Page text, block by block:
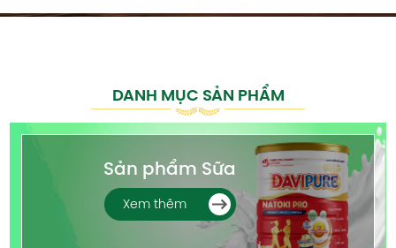
DANH MỤC SẢN PHẨM
Sản phẩm Sữa
Xem thêm